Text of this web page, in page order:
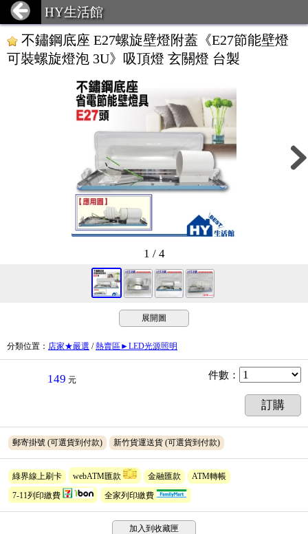
HY生活館
不鏽鋼底座 E27螺旋壁燈附蓋《E27節能壁燈
可裝螺旋燈泡 3U》吸頂燈 玄關燈 台製
1 / 4
展開圖
分類位置 ： 店家★嚴選 /熱賣區►LED光源照明
149 元 件數 ：
訂購
郵寄掛號 (可選貨到付款) 新竹貨運送貨 (可選貨到付款)
綠界線上刷卡 webATM匯款 金融匯款
ATM轉帳
7-11列印繳費
全家列印繳費
加入到收藏匣